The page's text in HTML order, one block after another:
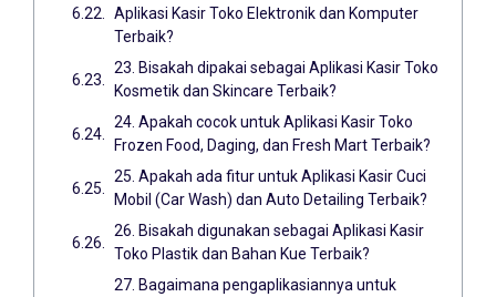
Aplikasi Kasir Toko Elektronik dan Komputer
Terbaik?
23. Bisakah dipakai sebagai Aplikasi Kasir Toko
Kosmetik dan Skincare Terbaik?
24. Apakah cocok untuk Aplikasi Kasir Toko
Frozen Food, Daging, dan Fresh Mart Terbaik?
25. Apakah ada fitur untuk Aplikasi Kasir Cuci
Mobil (Car Wash) dan Auto Detailing Terbaik?
26. Bisakah digunakan sebagai Aplikasi Kasir
Toko Plastik dan Bahan Kue Terbaik?
27. Bagaimana pengaplikasiannya untuk